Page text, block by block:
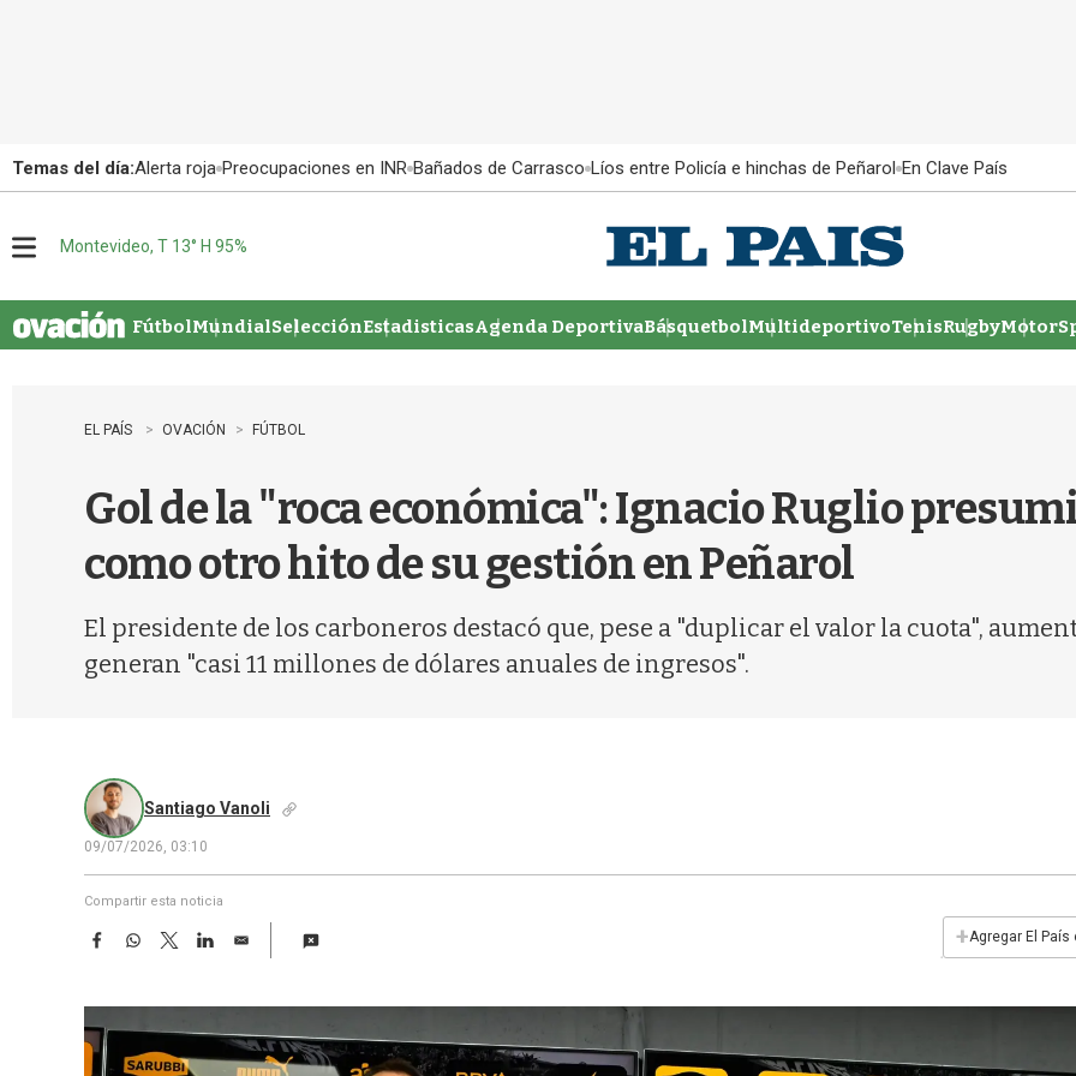
Temas del día:Alerta roja Preocupaciones en INR Bañados de Carrasco Líos entre Policía e hinchas de Peñarol En Clave País
u
Montevideo, T 13° H 95%
FútbolMundialSelecciónEstadisticasAgenda DeportivaBásquetbolMultideportivoTenisRugby
EL PAÍS OVACIÓN FÚTBOL
Gol de la "roca económica": Ignacio Ruglio
como otro hito de su gestión en Peñarol
El presidente de los carboneros destacó que, pese a "duplicar el valor la cuota",
generan "casi 11 millones de dólares anuales de ingresos".
Santiago Vanoli
09/07/2026, 03:10
Compartir esta noticia
F
e
b
o
W
t
s
A
T
w
t
t
e
L
k
e
d
E
i
l
+Agregar El País